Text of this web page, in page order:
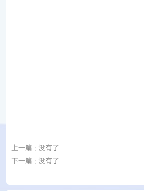
上一篇 : 没有了
下一篇 : 没有了